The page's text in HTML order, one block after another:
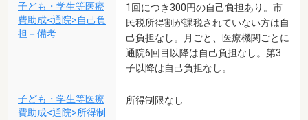
子ども・学生等医療
費助成<通院>自己負
担－備考
1回につき300円の自己負担あり。市
民税所得割が課税されていない方は自
己負担なし。月ごと、医療機関ごとに
通院6回目以降は自己負担なし。第3
子以降は自己負担なし。
子ども・学生等医療
費助成<通院>所得制
所得制限なし